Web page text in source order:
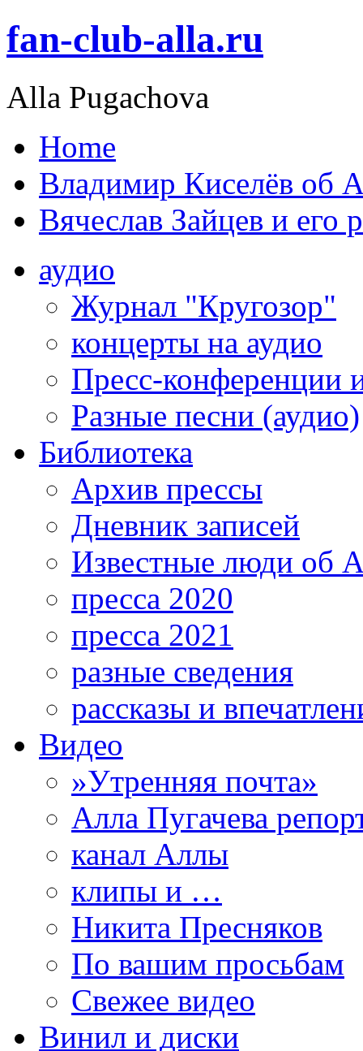
fan-club-alla.ru
Alla Pugachova
Home
Владимир Киселёв об
Вячеслав Зайцев и его
аудио
Журнал "Кругозор"
концерты на аудио
Пресс-конференции
Разные песни (аудио)
Библиотека
Архив прессы
Дневник записей
Известные люди об
пресса 2020
пресса 2021
разные сведения
рассказы и
Видео
»Утренняя почта»
Алла Пугачева
канал Аллы
клипы и …
Никита Пресняков
По вашим просьбам
Свежее видео
Винил и диски